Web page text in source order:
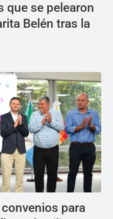
que se pelearon
Belén tras la
para